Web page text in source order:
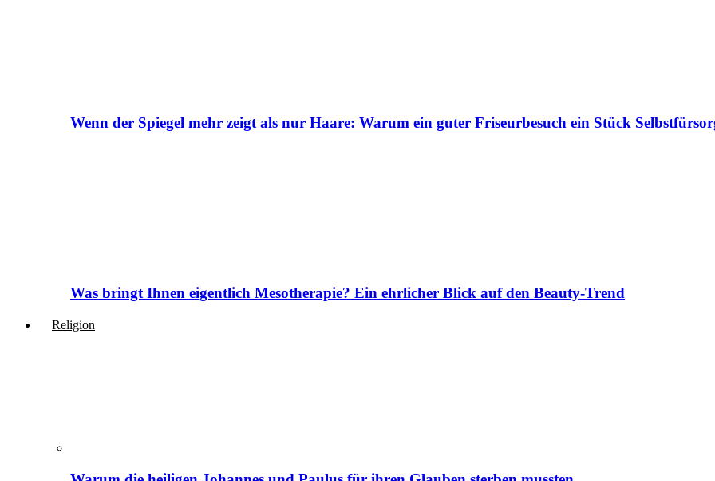
Wenn der Spiegel mehr zeigt als nur Haare: Warum ein guter Friseurbesuch ein Stück
Was bringt Ihnen eigentlich Mesotherapie? Ein ehrlicher Blick auf den Beauty-Trend
Religion